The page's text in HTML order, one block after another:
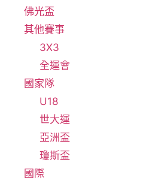
佛光盃
其他賽事
3X3
全運會
國家隊
U18
世大運
亞洲盃
瓊斯盃
國際